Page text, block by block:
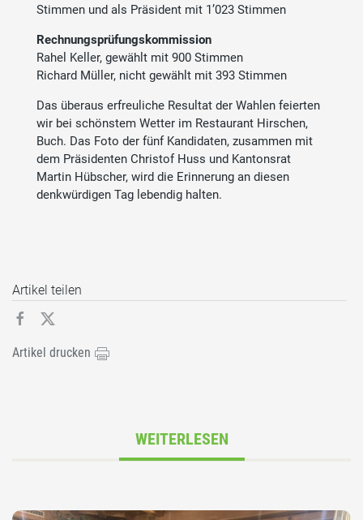
Stimmen und als Präsident mit 1’023 Stimmen
Rechnungsprüfungskommission
Rahel Keller, gewählt mit 900 Stimmen
Richard Müller, nicht gewählt mit 393 Stimmen
Das überaus erfreuliche Resultat der Wahlen feierten
wir bei schönstem Wetter im Restaurant Hirschen,
Buch. Das Foto der fünf Kandidaten, zusammen mit
dem Präsidenten Christof Huss und Kantonsrat
Martin Hübscher, wird die Erinnerung an diesen
denkwürdigen Tag lebendig halten.
Artikel teilen
Artikel drucken
WEITERLESEN